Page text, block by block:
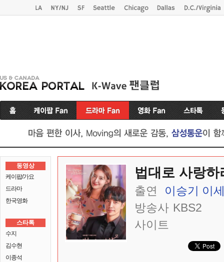
동영상
케이팝/가요
드라마
한국영화
스타톡
수지
김수현
이종석
법대로 사랑하
출연 이승기 이
방송사 KBS2
사이트